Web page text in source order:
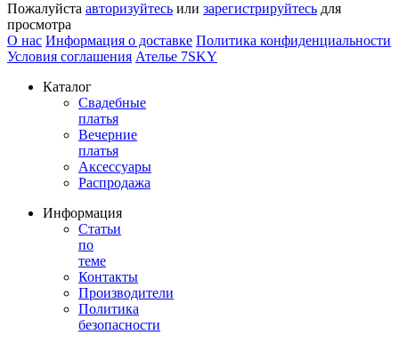
Пожалуйста авторизуйтесь или зарегистрируйтесь для
просмотра
О нас Информация о доставке Политика конфиденциальности
Условия соглашения Ателье 7SKY
Каталог
Свадебные
платья
Вечерние
платья
Аксессуары
Распродажа
Информация
Статьи
по
теме
Контакты
Производители
Политика
безопасности